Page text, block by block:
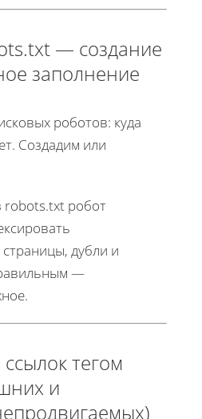
— создание
заполнение
роботов: куда
Создадим или
robots.txt робот
дубли и
—
тегом
и